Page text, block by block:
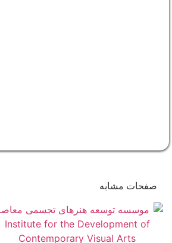
صفحات مشابه